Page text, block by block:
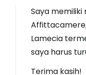
Saya memiliki
Lamecia
saya harus
Terima kasih!